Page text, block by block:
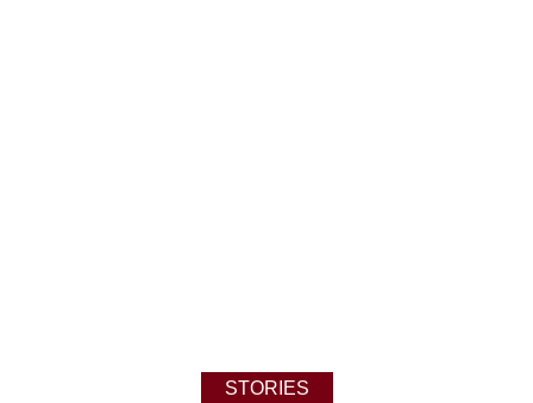
STORIES